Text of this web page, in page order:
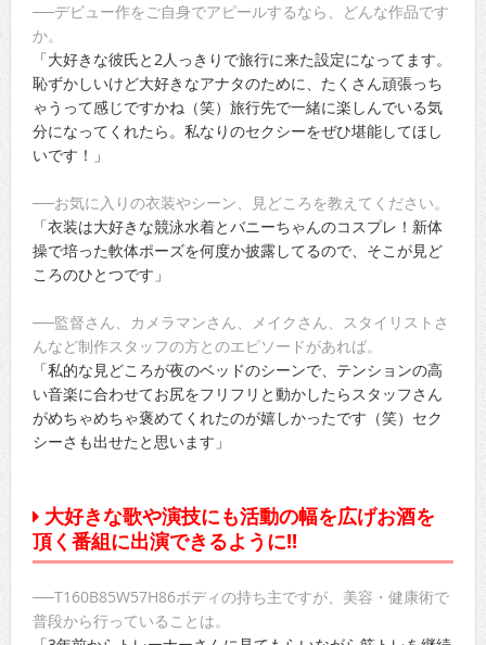
──デビュー作をご自身でアピールするなら、どんな作品です
か。
「大好きな彼氏と2人っきりで旅行に来た設定になってます。
恥ずかしいけど大好きなアナタのために、たくさん頑張っち
ゃうって感じですかね（笑）旅行先で一緒に楽しんでいる気
分になってくれたら。私なりのセクシーをぜひ堪能してほし
いです！」
──お気に入りの衣装やシーン、見どころを教えてください。
「衣装は大好きな競泳水着とバニーちゃんのコスプレ！新体
操で培った軟体ポーズを何度か披露してるので、そこが見ど
ころのひとつです」
──監督さん、カメラマンさん、メイクさん、スタイリストさ
んなど制作スタッフの方とのエピソードがあれば。
「私的な見どころが夜のベッドのシーンで、テンションの高
い音楽に合わせてお尻をフリフリと動かしたらスタッフさん
がめちゃめちゃ褒めてくれたのが嬉しかったです（笑）セク
シーさも出せたと思います」
大好きな歌や演技にも活動の幅を広げお酒を
頂く番組に出演できるように!!
──T160B85W57H86ボディの持ち主ですが、美容・健康術で
普段から行っていることは。